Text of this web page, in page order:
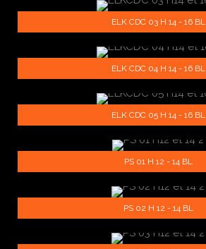
ELK CDC 03 H 14 - 16 BL
ELK CDC 04 H 14 - 16 BL
ELK CDC 05 H 14 - 16 BL
PS 01 H 12 - 14 BL
PS 02 H 12 - 14 BL